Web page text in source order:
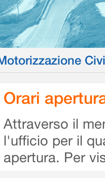
Orari
Attraverso il
l'ufficio per il
apertura. Per